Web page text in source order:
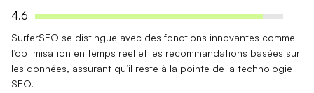
4.6
SurferSEO se distingue avec desfonctions innovantes comme
l’optimisation en temps réel et les recommandations basées sur
les données, assurant qu’il reste à la pointe de la technologie
SEO.